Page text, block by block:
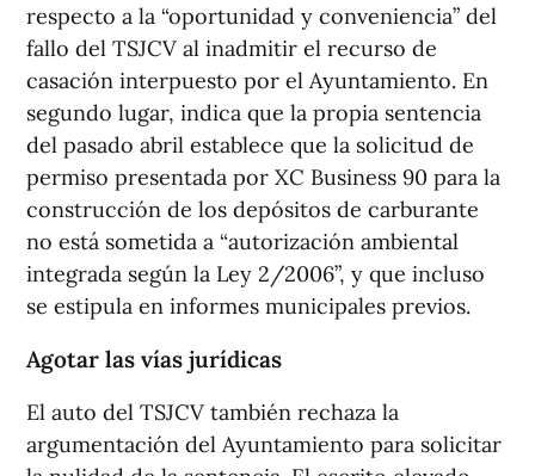
respecto a la “oportunidad y conveniencia” del
fallo del TSJCV al inadmitir el recurso de
casación interpuesto por el Ayuntamiento. En
segundo lugar, indica que la propia sentencia
del pasado abril establece que la solicitud de
permiso presentada por XC Business 90 para la
construcción de los depósitos de carburante
no está sometida a “autorización ambiental
integrada según la Ley 2/2006”, y que incluso
se estipula en informes municipales previos.
Agotar las vías jurídicas
El auto del TSJCV también rechaza la
argumentación del Ayuntamiento para solicitar